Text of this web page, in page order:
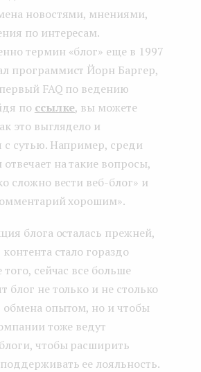
новостями, мнениями,
по интересам.
термин «блог» еще в 1997
программист Йорн Баргер,
FAQ по ведению
по ссылке, вы можете
это выглядело и
с сутью. Например, среди
на такие вопросы,
сложно вести веб-блог» и
хорошим».
блога осталась прежней,
стало гораздо
сейчас все больше
блог не только и не столько
опытом, но и чтобы
тоже ведут
чтобы расширить
ее лояльность.